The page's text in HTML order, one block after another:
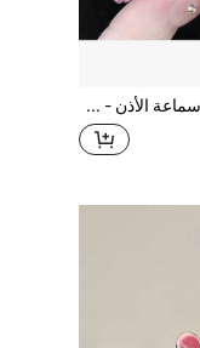
بلسم شفاه بشكل سماعة الأذن - مرطب ومغذي، يقلل من خطوط الشفاه، رعاية نهارية وليلية، هدية جديدة ناعمة وجميلة